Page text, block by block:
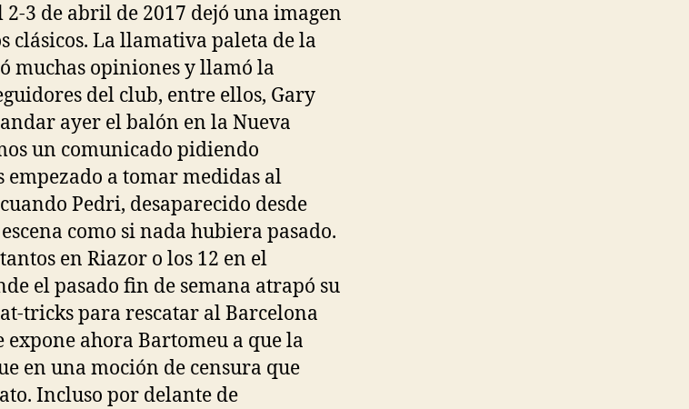
3 de abril de 2017 dejó una imagen
clásicos. La llamativa paleta de la
muchas opiniones y llamó la
del club, entre ellos, Gary
ayer el balón en la Nueva
un comunicado pidiendo
empezado a tomar medidas al
Pedri, desaparecido desde
como si nada hubiera pasado.
en Riazor o los 12 en el
el pasado fin de semana atrapó su
tricks para rescatar al Barcelona
expone ahora Bartomeu a que la
en una moción de censura que
Incluso por delante de